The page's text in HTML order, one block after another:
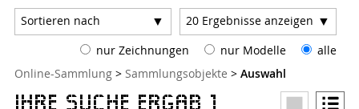
Sortieren nach 20 Ergebnisse anzeigen
nur Zeichnungen nur Modelle
alle
Sie sind hier:
Online-Sammlung > Sammlungsobjekte > Auswahl
Ihre Suche ergab 1